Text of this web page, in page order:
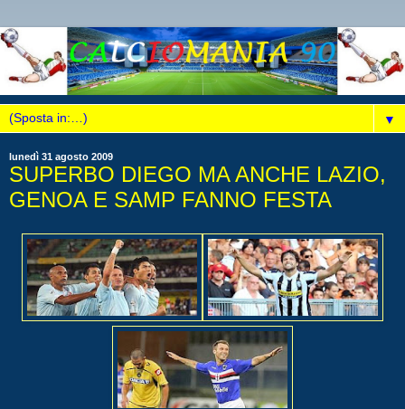
▼
lunedì 31 agosto 2009
SUPERBO DIEGO MA ANCHE LAZIO,
GENOA E SAMP FANNO FESTA